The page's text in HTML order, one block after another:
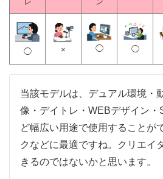
◯ × ◯ ◯
当該モデルは、デュアル環境・
像・デイトレ・WEBデザイン・
ど幅広い用途で使用することが
クなどに最適ですね。クリエイ
きるのではないかと思います。